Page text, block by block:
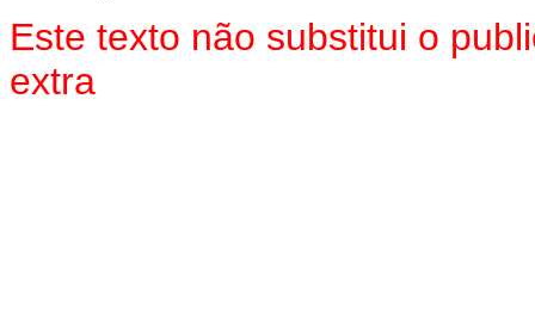
Este texto não substitui o
extra